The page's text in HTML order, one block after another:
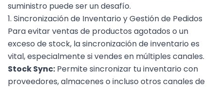
suministro puede ser un desafío.
1. Sincronización de Inventario y Gestión de Pedidos
Para evitar ventas de productos agotados o un
exceso de stock, la sincronización de inventario es
vital, especialmente si vendes en múltiples canales.
Stock Sync: Permite sincronizar tu inventario con
proveedores, almacenes o incluso otros canales de